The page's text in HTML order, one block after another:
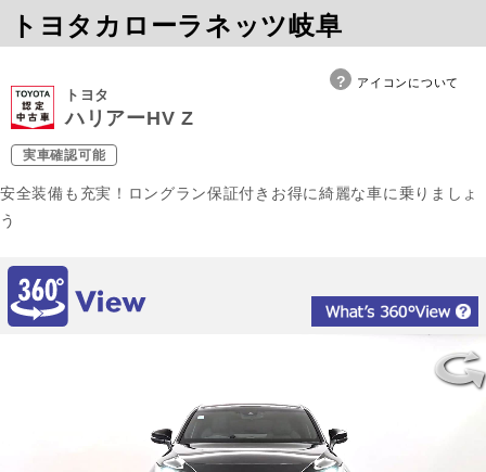
トヨタカローラネッツ岐阜
アイコンについて
トヨタ
ハリアーHV Z
実車確認可能
安全装備も充実！ロングラン保証付きお得に綺麗な車に乗りましょ
う